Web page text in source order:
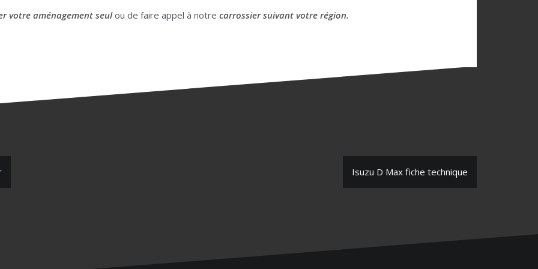
votre aménagement seulou de faire appel à notre carrossier suivant votre région.
Isuzu D Max fiche technique